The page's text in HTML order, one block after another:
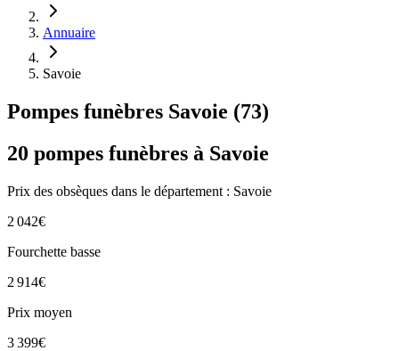
Annuaire
Savoie
Pompes funèbres Savoie (73)
20 pompes funèbres à Savoie
Prix des obsèques dans le département : Savoie
2 042€
Fourchette basse
2 914€
Prix moyen
3 399€